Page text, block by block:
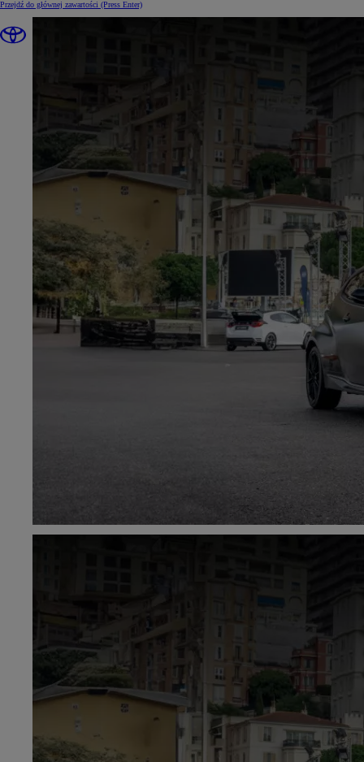
Przejdź do głównej zawartości (Press Enter)